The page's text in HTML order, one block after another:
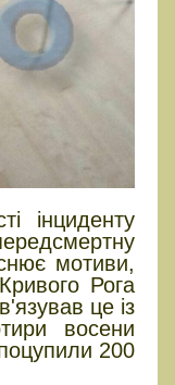
інциденту
мотиви,
Рога
це із
восени
200